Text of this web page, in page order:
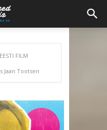
EESTI FILM
Jaan Tootsen